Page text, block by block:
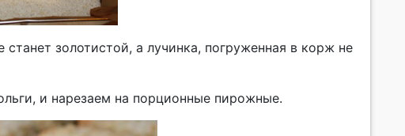
золотистой, а лучинка, погруженная в корж не
и нарезаем на порционные пирожные.